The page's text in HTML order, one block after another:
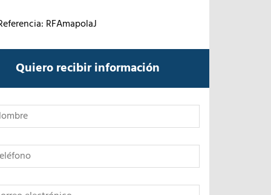
RFAmapolaJ
Quiero recibir información